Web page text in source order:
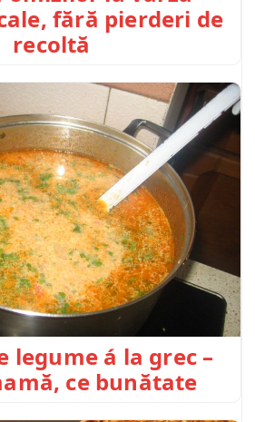
fără pierderi de
recoltă
legume á la grec –
ce bunătate